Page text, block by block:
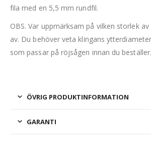
fila med en 5,5 mm rundfil.
OBS. Var uppmärksam på vilken storlek
av. Du behöver veta klingans
som passar på röjsågen innan du beställer.
ÖVRIG PRODUKTINFORMATION
GARANTI